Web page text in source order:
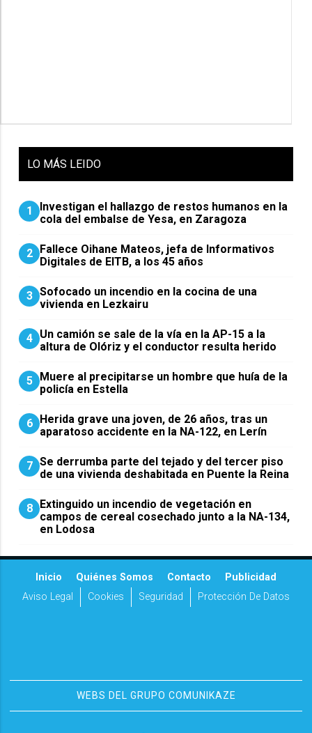
LO MÁS LEIDO
1
Investigan el hallazgo de restos humanos en la
cola del embalse de Yesa, en Zaragoza
2
Fallece Oihane Mateos, jefa de Informativos
Digitales de EITB, a los 45 años
3 Sofocado un incendio en la cocina de una
vivienda en Lezkairu
4 Un camión se sale de la vía en la AP-15 a la
altura de Olóriz y el conductor resulta herido
5
Muere al precipitarse un hombre que huía de la
policía en Estella
6
Herida grave una joven, de 26 años, tras un
aparatoso accidente en la NA-122, en Lerín
7 Se derrumba parte del tejado y del tercer piso
de una vivienda deshabitada en Puente la Reina
8
Extinguido un incendio de vegetación en
campos de cereal cosechado junto a la NA-134,
en Lodosa
Inicio Quiénes Somos Contacto
Publicidad
Aviso Legal
Cookies Seguridad Protección De Datos
WEBS DEL GRUPO COMUNIKAZE